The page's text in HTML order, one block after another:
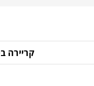
קריירה